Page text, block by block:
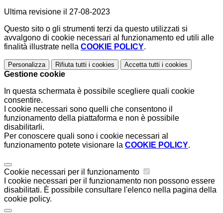
Ultima revisione il 27-08-2023
Questo sito o gli strumenti terzi da questo utilizzati si
avvalgono di cookie necessari al funzionamento ed utili alle
finalità illustrate nella COOKIE POLICY.
Personalizza Rifiuta tutti i cookies Accetta tutti i cookies
Gestione cookie
In questa schermata è possibile scegliere quali cookie
consentire.
I cookie necessari sono quelli che consentono il
funzionamento della piattaforma e non è possibile
disabilitarli.
Per conoscere quali sono i cookie necessari al
funzionamento potete visionare la COOKIE POLICY.
Cookie necessari per il funzionamento
I cookie necessari per il funzionamento non possono essere
disabilitati. È possibile consultare l'elenco nella pagina della
cookie policy.